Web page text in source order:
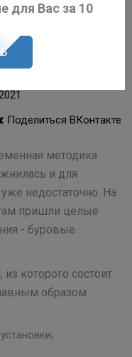
Поделиться ВКонтакте
методика
и для
недостаточно. На
пришли целые
- буровые
которого состоит
образом
для Вас за 10